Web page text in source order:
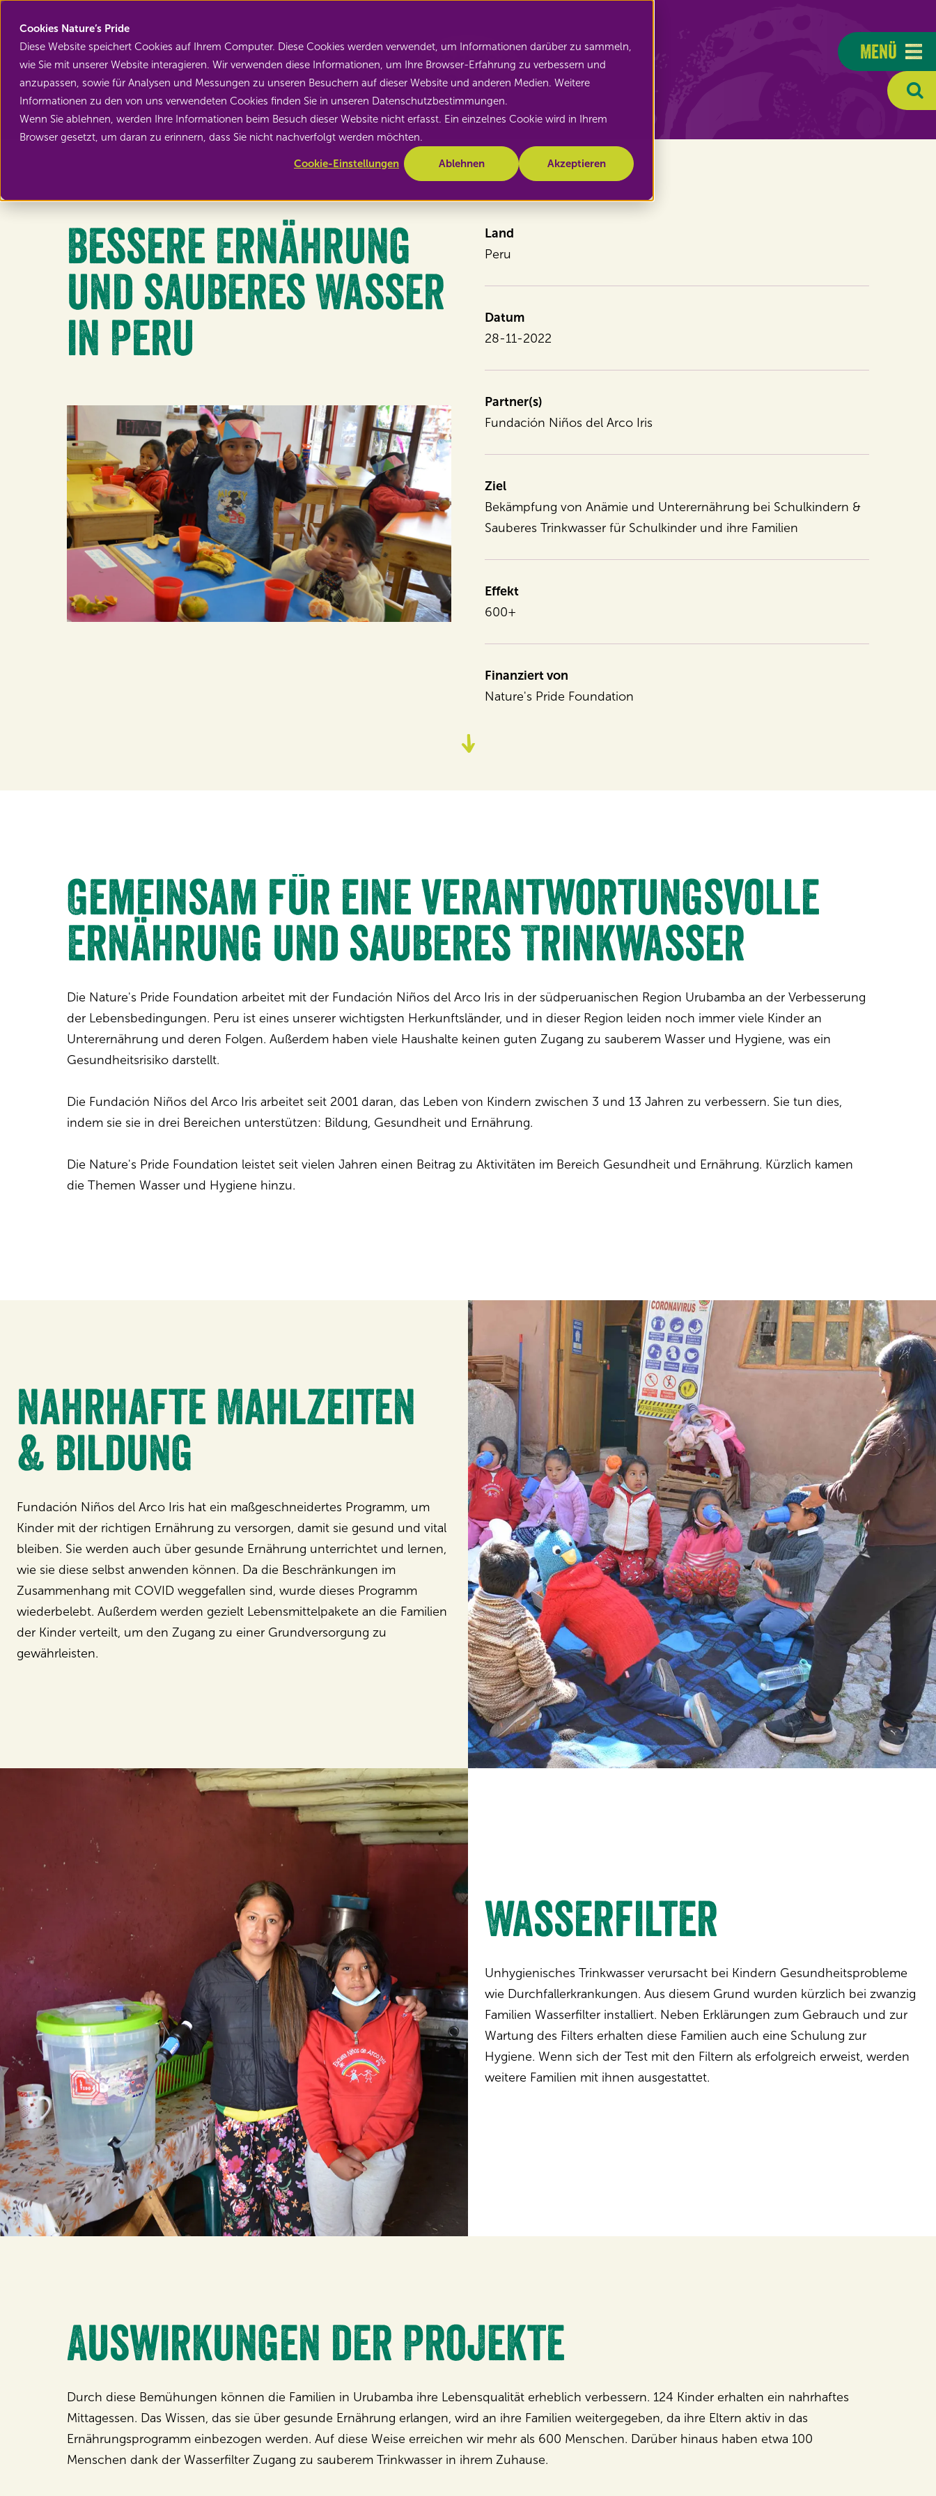
Cookies Nature’s Pride
Diese Website speichert Cookies auf Ihrem Computer. Diese Cookies werden verwendet, um Informationen darüber zu sammeln,
wie Sie mit unserer Website interagieren. Wir verwenden diese Informationen, um Ihre Browser-Erfahrung zu verbessern und
anzupassen, sowie für Analysen und Messungen zu unseren Besuchern auf dieser Website und anderen Medien. Weitere
Informationen zu den von uns verwendeten Cookies finden Sie in unseren Datenschutzbestimmungen.
Wenn Sie ablehnen, werden Ihre Informationen beim Besuch dieser Website nicht erfasst. Ein einzelnes Cookie wird in Ihrem
Browser gesetzt, um daran zu erinnern, dass Sie nicht nachverfolgt werden möchten.
Cookie-Einstellungen Akzeptieren
Ablehnen
Menü
Zurück zu Projekte
Bessere Ernährung
und sauberes Wasser
in Peru
Land
Peru
Datum
28-11-2022
Partner(s)
Fundación Niños del Arco Iris
Ziel
Bekämpfung von Anämie und Unterernährung bei Schulkindern &
Sauberes Trinkwasser für Schulkinder und ihre Familien
Effekt
600+
Finanziert von
Nature's Pride Foundation
Gemeinsam für eine verantwortungsvolle
Ernährung und sauberes Trinkwasser
Die Nature's Pride Foundation arbeitet mit der Fundación Niños del Arco Iris in der südperuanischen Region Urubamba an der Verbesserung
der Lebensbedingungen. Peru ist eines unserer wichtigsten Herkunftsländer, und in dieser Region leiden noch immer viele Kinder an
Unterernährung und deren Folgen. Außerdem haben viele Haushalte keinen guten Zugang zu sauberem Wasser und Hygiene, was ein
Gesundheitsrisiko darstellt.
Die Fundación Niños del Arco Iris arbeitet seit 2001 daran, das Leben von Kindern zwischen 3 und 13 Jahren zu verbessern. Sie tun dies,
indem sie sie in drei Bereichen unterstützen: Bildung, Gesundheit und Ernährung.
Die Nature's Pride Foundation leistet seit vielen Jahren einen Beitrag zu Aktivitäten im Bereich Gesundheit und Ernährung. Kürzlich kamen
die Themen Wasser und Hygiene hinzu.
Nahrhafte Mahlzeiten
& Bildung
Fundación Niños del Arco Iris hat ein maßgeschneidertes Programm, um
Kinder mit der richtigen Ernährung zu versorgen, damit sie gesund und vital
bleiben. Sie werden auch über gesunde Ernährung unterrichtet und lernen,
wie sie diese selbst anwenden können. Da die Beschränkungen im
Zusammenhang mit COVID weggefallen sind, wurde dieses Programm
wiederbelebt. Außerdem werden gezielt Lebensmittelpakete an die Familien
der Kinder verteilt, um den Zugang zu einer Grundversorgung zu
gewährleisten.
Wasserfilter
Unhygienisches Trinkwasser verursacht bei Kindern Gesundheitsprobleme
wie Durchfallerkrankungen. Aus diesem Grund wurden kürzlich bei zwanzig
Familien Wasserfilter installiert. Neben Erklärungen zum Gebrauch und zur
Wartung des Filters erhalten diese Familien auch eine Schulung zur
Hygiene. Wenn sich der Test mit den Filtern als erfolgreich erweist, werden
weitere Familien mit ihnen ausgestattet.
Auswirkungen der Projekte
Durch diese Bemühungen können die Familien in Urubamba ihre Lebensqualität erheblich verbessern. 124 Kinder erhalten ein nahrhaftes
Mittagessen. Das Wissen, das sie über gesunde Ernährung erlangen, wird an ihre Familien weitergegeben, da ihre Eltern aktiv in das
Ernährungsprogramm einbezogen werden. Auf diese Weise erreichen wir mehr als 600 Menschen. Darüber hinaus haben etwa 100
Menschen dank der Wasserfilter Zugang zu sauberem Trinkwasser in ihrem Zuhause.